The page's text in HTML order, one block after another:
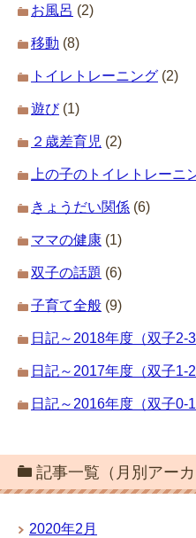
お風呂 (2)
移動 (8)
トイレトレーニング (2)
遊び(1)
２歳差育児 (2)
上の子のトイレトレーニ
きょうだい関係 (6)
ママの健康 (1)
双子の話題 (6)
子育て全般 (9)
日記～2018年度（双子2-
日記～2017年度（双子1-
日記～2016年度（双子0-
記事一覧（月別アーカ
2020年2月